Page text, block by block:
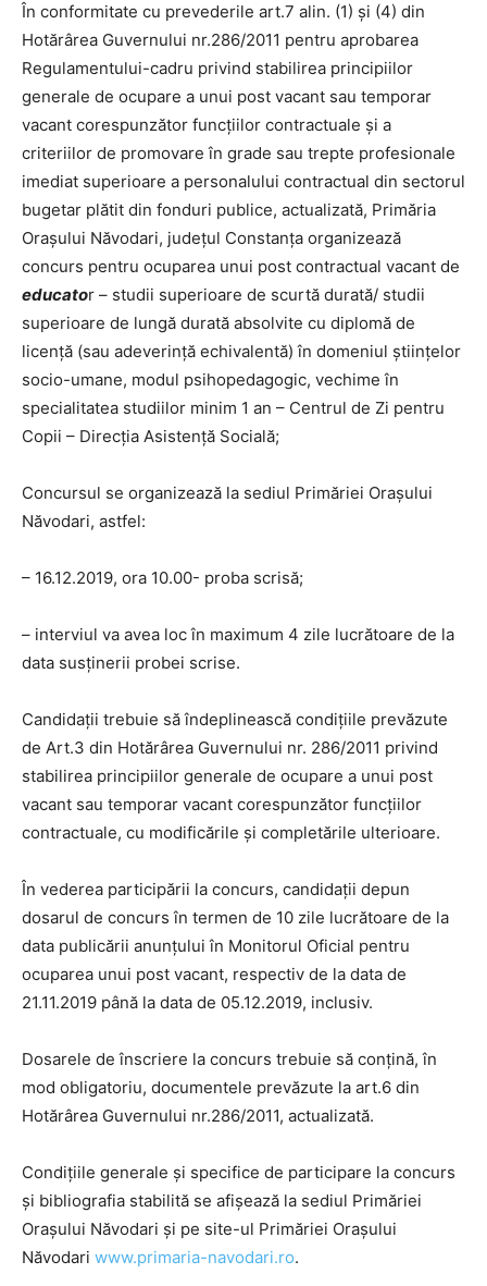
În conformitate cu prevederile art.7 alin. (1) și (4) din
Hotărârea Guvernului nr.286/2011 pentru aprobarea
Regulamentului-cadru privind stabilirea principiilor
generale de ocupare a unui post vacant sau temporar
vacant corespunzător funcțiilor contractuale și a
criteriilor de promovare în grade sau trepte profesionale
imediat superioare a personalului contractual din sectorul
bugetar plătit din fonduri publice, actualizată, Primăria
Orașului Năvodari, județul Constanța organizează
concurs pentru ocuparea unui post contractual vacant de
educator – studii superioare de scurtă durată/ studii
superioare de lungă durată absolvite cu diplomă de
licență (sau adeverință echivalentă) în domeniul științelor
socio-umane, modul psihopedagogic, vechime în
specialitatea studiilor minim 1 an – Centrul de Zi pentru
Copii – Direcția Asistență Socială;
Concursul se organizează la sediul Primăriei Orașului
Năvodari, astfel:
– 16.12.2019, ora 10.00- proba scrisă;
– interviul va avea loc în maximum 4 zile lucrătoare de la
data susținerii probei scrise.
Candidații trebuie să îndeplinească condițiile prevăzute
de Art.3 din Hotărârea Guvernului nr. 286/2011 privind
stabilirea principiilor generale de ocupare a unui post
vacant sau temporar vacant corespunzător funcțiilor
contractuale, cu modificările și completările ulterioare.
În vederea participării la concurs, candidaţii depun
dosarul de concurs în termen de 10 zile lucrătoare de la
data publicării anunţului în Monitorul Oficial pentru
ocuparea unui post vacant, respectiv de la data de
21.11.2019 până la data de 05.12.2019, inclusiv.
Dosarele de înscriere la concurs trebuie să conțină, în
mod obligatoriu, documentele prevăzute la art.6 din
Hotărârea Guvernului nr.286/2011, actualizată.
Condițiile generale și specifice de participare la concurs
și bibliografia stabilită se afișează la sediul Primăriei
Orașului Năvodari și pe site-ul Primăriei Orașului
Năvodari www.primaria-navodari.ro.